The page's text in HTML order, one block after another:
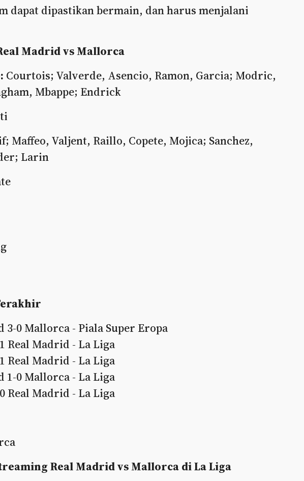
dapat dipastikan bermain, dan harus menjalani
Madrid vs Mallorca
Courtois; Valverde, Asencio, Ramon, Garcia; Modric,
Mbappe; Endrick
Maffeo, Valjent, Raillo, Copete, Mojica; Sanchez,
Larin
3-0 Mallorca - Piala Super Eropa
Real Madrid - La Liga
Real Madrid - La Liga
1-0 Mallorca - La Liga
Real Madrid - La Liga
Real Madrid vs Mallorca di La Liga